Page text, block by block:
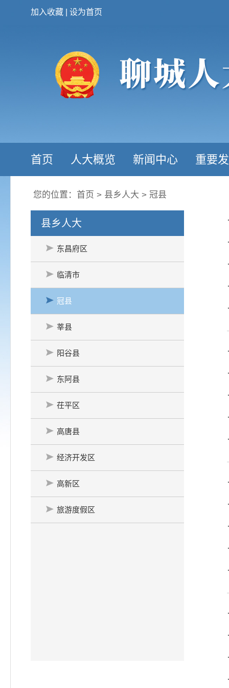
加入收藏 设为首页
首页 人大概览 新闻中心 重要
您的位置： 首页 > 县乡人大 > 冠县
县乡人大
东昌府区
临清市
冠县
莘县
阳谷县
东阿县
茌平区
高唐县
经济开发区
高新区
旅游度假区